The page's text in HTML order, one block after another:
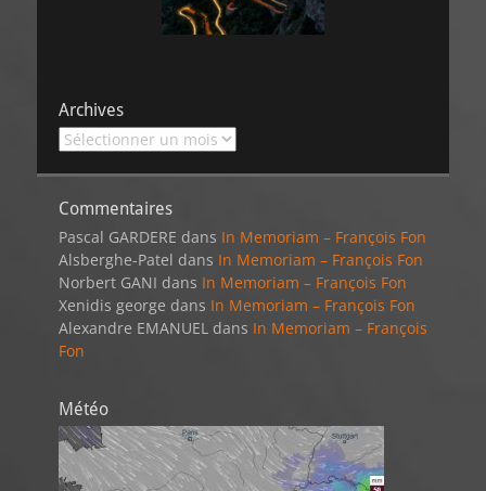
Archives
Archives
Commentaires
Pascal GARDERE dans In Memoriam – François Fon
Alsberghe-Patel dans In Memoriam – François Fon
Norbert GANI dans In Memoriam – François Fon
Xenidis george dans In Memoriam – François Fon
Alexandre EMANUEL dans In Memoriam – François
Fon
Météo